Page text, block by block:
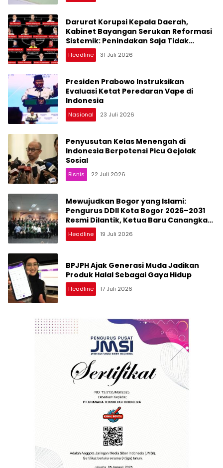
Darurat Korupsi Kepala Daerah,
Kabinet Bayangan Serukan Reformasi
Sistemik: Penindakan Saja Tidak
Cukup!
Headline 31 Juli 2026
Presiden Prabowo Instruksikan
Evaluasi Ketat Peredaran Vape di
Indonesia
Nasional 23 Juli 2026
Penyusutan Kelas Menengah di
Indonesia Berpotensi Picu Gejolak
Sosial
Bisnis 22 Juli 2026
Mewujudkan Bogor yang Islami:
Pengurus DDII Kota Bogor 2026–2031
Resmi Dilantik, Ketua Baru Canangkan
Kaderisasi dan Kawasan Dakwah
Headline 19 Juli 2026
BPJPH Ajak Generasi Muda Jadikan
Produk Halal Sebagai Gaya Hidup
Headline 17 Juli 2026